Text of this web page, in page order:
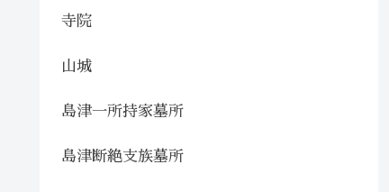
寺院
山城
島津一所持家墓所
島津断絶支族墓所